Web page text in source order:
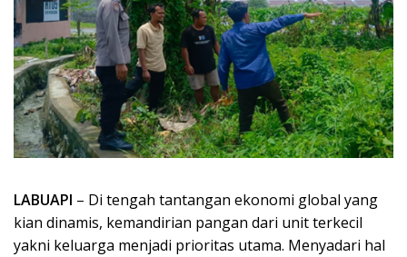
LABUAPI – Di tengah tantangan ekonomi global yang
kian dinamis, kemandirian pangan dari unit terkecil
yakni keluarga menjadi prioritas utama. Menyadari hal